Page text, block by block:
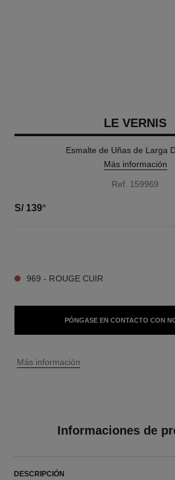
LE VERNIS
Esmalte de Uñas de Larga
Más información
Ref. 159969
S/ 139*
969 - ROUGE CUIR
PÓNGASE EN CONTACTO CON
↩
Más información
Informaciones de
DESCRIPCIÓN